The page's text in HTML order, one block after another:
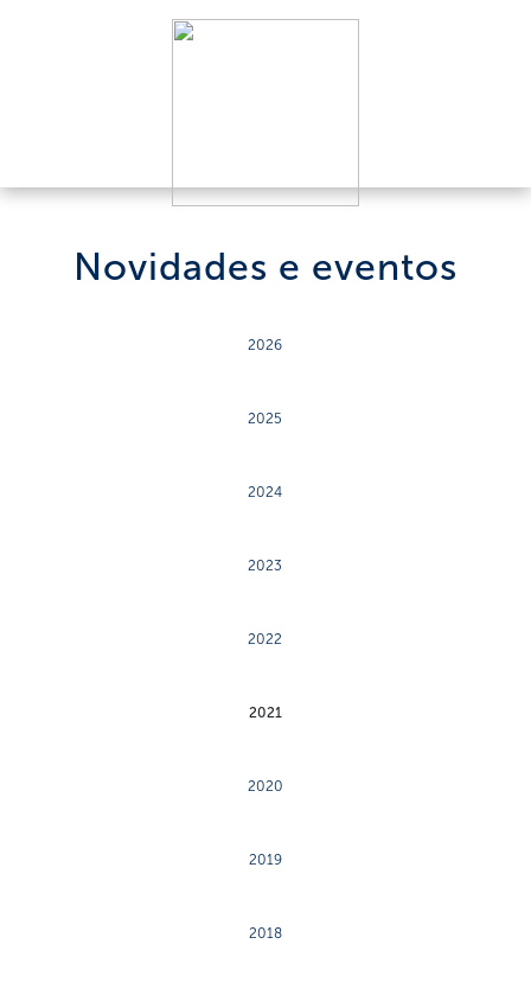
Novidades e eventos
2026
2025
2024
2023
2022
2021
2020
2019
2018